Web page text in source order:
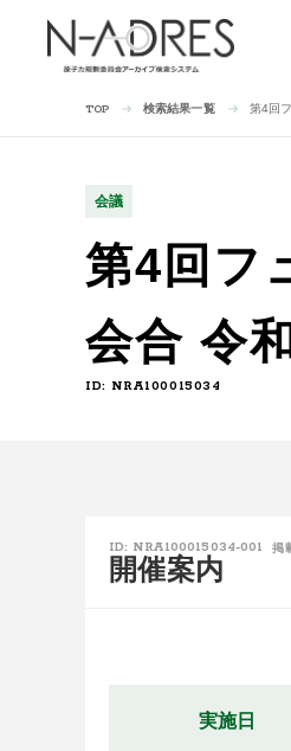
TOP 検索結果一覧 第4回
会議
第4回フ
会合 令
ID: NRA100015034
ID: NRA100015034-001 掲
開催案内
実施日